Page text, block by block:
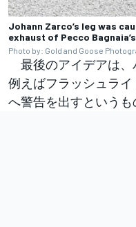
Johann Zarco’s leg was
exhaust of Pecco
Photo by: Gold and Goose
最後のアイデアは、
例えばフラッシュラ
へ警告を出すというも